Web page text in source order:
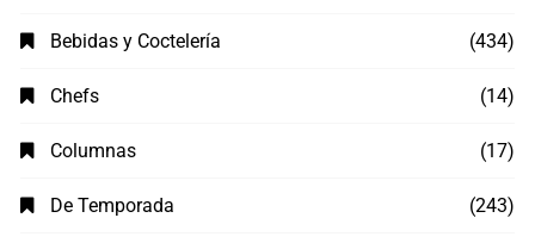
Bebidas y Coctelería (434)
Chefs (14)
Columnas (17)
De Temporada (243)